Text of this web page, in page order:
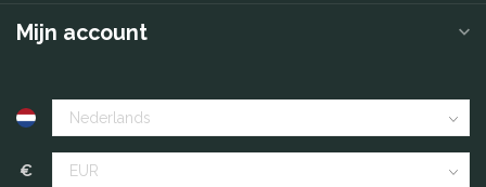
Mijn account
€